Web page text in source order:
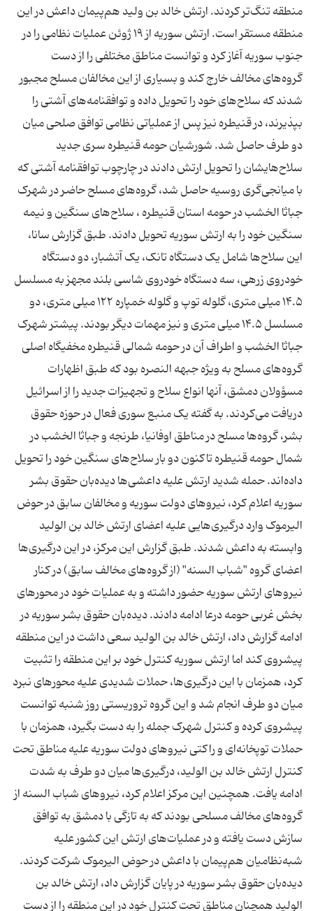
منطقه تنگ‌تر کردند. ارتش خالد بن ولید هم‌پیمان داعش در این
منطقه مستقر است. ارتش سوریه از ۱۹ ژوئن عملیات نظامی را در
جنوب سوریه آغاز کرد و توانست مناطق مختلفی را از دست
گروه‌های مخالف خارج کند و بسیاری از این مخالفان مسلح مجبور
شدند که سلاح‌های خود را تحویل داده و توافقنامه‌های آشتی را
بپذیرند، در قنیطره نیز پس از عملیاتی نظامی توافق صلحی میان
دو طرف حاصل شد. شورشیان حومه قنیطره سری جدید
سلاح‌هایشان را تحویل ارتش دادند در چارچوب توافقنامه آشتی که
با میانجی‌گری روسیه حاصل شد، گروه‌های مسلح حاضر در شهرک
جباثا الخشب در حومه استان قنیطره ، سلاح‌های سنگین و نیمه
سنگین خود را به ارتش سوریه تحویل دادند. طبق گزارش سانا،
این سلاح‌ها شامل یک دستگاه تانک، یک آتشبار، دو دستگاه
خودروی زرهی، سه دستگاه خودروی شاسی بلند مجهز به مسلسل
۱۴.۵ میلی متری، گلوله توپ و گلوله خمپاره ۱۲۲ میلی متری، دو
مسلسل ۱۴.۵ میلی متری و نیز مهمات دیگر بودند. پیشتر شهرک
جباثا الخشب و اطراف آن در حومه شمالی قنیطره مخفیگاه اصلی
گروه‌های مسلح به ویژه جبهه النصره بود که طبق اظهارات
مسؤولان دمشق،‌ آنها انواع سلاح و تجهیزات جدید را از اسرائیل
دریافت می‌کردند. به گفته یک منبع سوری فعال در حوزه حقوق
بشر، گروه‌ها مسلح در مناطق اوفانیا، طرنجه و جباثا الخشب در
شمال حومه قنیطره تاکنون دو بار سلاح‌های سنگین خود را تحویل
داده‌اند. حمله شدید ارتش علیه داعشی‌ها دیده‌بان حقوق بشر
سوریه اعلام کرد، نیروهای دولت سوریه و مخالفان سابق در حوض
الیرموک وارد درگیری‌هایی علیه اعضای ارتش خالد بن الولید
وابسته به داعش شدند. طبق گزارش این مرکز، در این درگیری‌ها
اعضای گروه "شباب السنه" (از گروه‌های مخالف سابق) در کنار
نیروهای ارتش سوریه حضور داشته و به عملیات خود در محورهای
بخش غربی حومه درعا ادامه دادند. دیده‌بان حقوق بشر سوریه در
ادامه گزارش داد، ارتش خالد بن الولید سعی داشت در این منطقه
پیشروی کند اما ارتش سوریه کنترل خود بر این منطقه را تثبیت
کرد، همزمان با این درگیری‌ها، حملات شدیدی علیه محورهای نبرد
میان دو طرف انجام شد و این گروه تروریستی روز شنبه توانست
پیشروی کرده و کنترل شهرک جمله را به دست بگیرد، همزمان با
حملات توپخانه‌ای و راکتی نیروهای دولت سوریه علیه مناطق تحت
کنترل ارتش خالد بن الولید، درگیری‌ها میان دو طرف به شدت
ادامه یافت. همچنین این مرکز اعلام کرد، نیروهای شباب السنه از
گروه‌های مخالف مسلحی بودند که به تازگی با دمشق به توافق
سازش دست یافته و در عملیات‌های ارتش این کشور علیه
شبه‌نظامیان هم‌پیمان با داعش در حوض الیرموک شرکت کردند.
دیده‌بان حقوق بشر سوریه در پایان گزارش داد، ارتش خالد بن
الولید همچنان مناطق تحت کنترل خود در این منطقه را از دست